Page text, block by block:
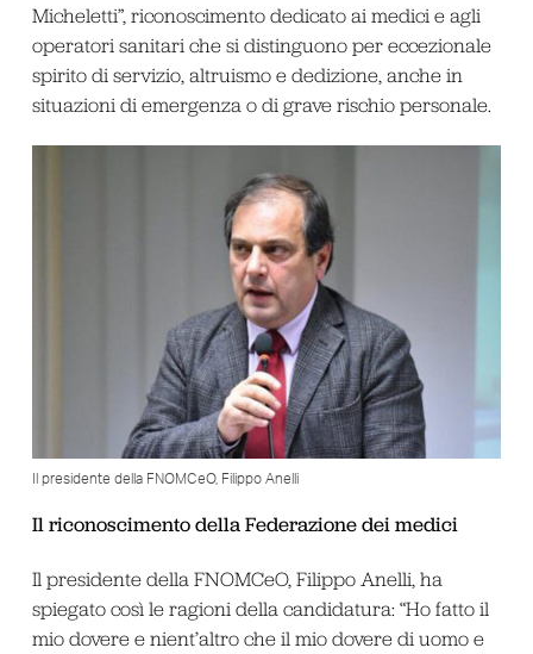
Micheletti”, riconoscimento dedicato ai medici e agli
operatori sanitari che si distinguono per eccezionale
spirito di servizio, altruismo e dedizione, anche in
situazioni di emergenza o di grave rischio personale.
Il presidente della FNOMCeO, Filippo Anelli
Il riconoscimento della Federazione dei medici
Il presidente della FNOMCeO, Filippo Anelli, ha
spiegato così le ragioni della candidatura: “Ho fatto il
mio dovere e nient’altro che il mio dovere di uomo e